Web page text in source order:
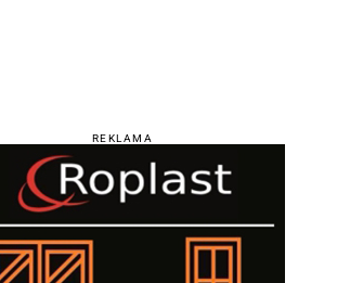
REKLAMA